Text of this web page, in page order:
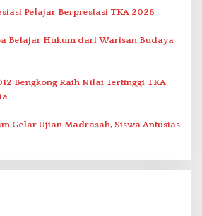
Pelajar Berprestasi TKA 2026
Belajar Hukum dari Warisan Budaya
Bengkong Raih Nilai Tertinggi TKA
Gelar Ujian Madrasah, Siswa Antusias